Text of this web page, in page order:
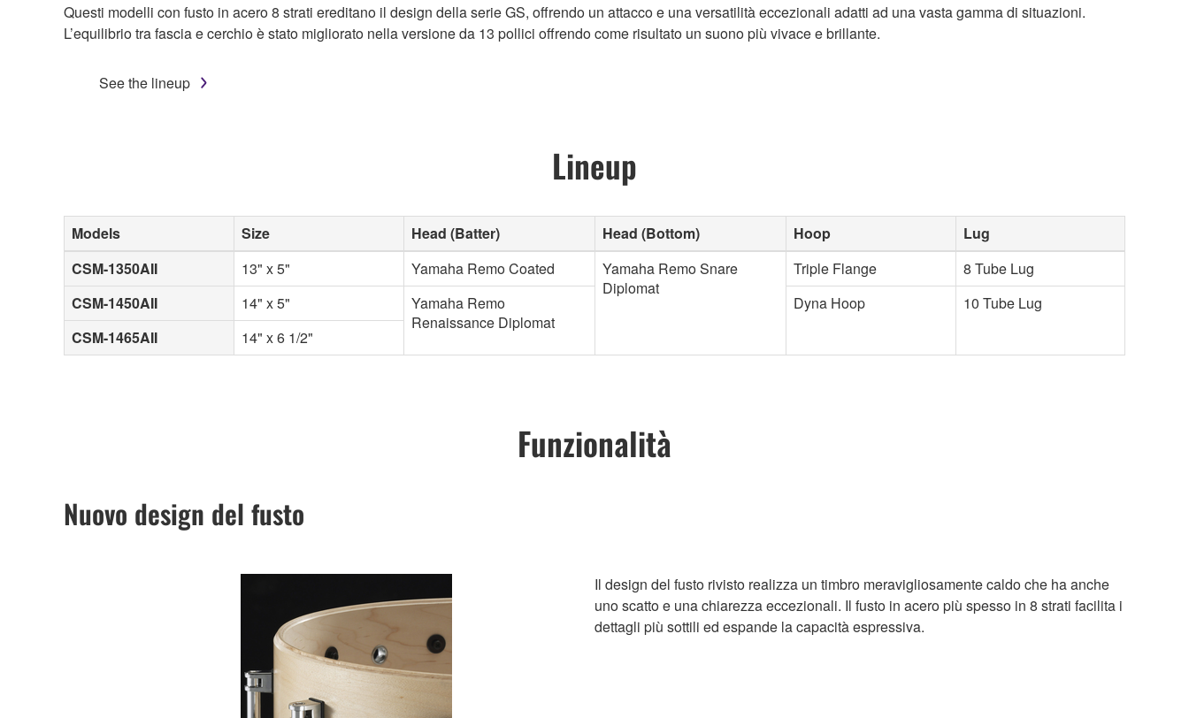
Questi modelli con fusto in acero 8 strati ereditano il design della serie GS, offrendo un attacco e una versatilità eccezionali adatti ad una vasta gamma di situazioni.
L’equilibrio tra fascia e cerchio è stato migliorato nella versione da 13 pollici offrendo come risultato un suono più vivace e brillante.
See the lineup
Lineup
Models Size Head (Batter) Head (Bottom) Hoop
Lug
CSM-1350AII
13" x 5" Yamaha Remo Coated
Yamaha Remo Snare
Diplomat
Triple Flange
8 Tube Lug
CSM-1450AII
14" x 5"
Yamaha Remo
Renaissance Diplomat
Dyna Hoop
10 Tube Lug
CSM-1465AII
14" x 6 1/2"
Funzionalità
Nuovo design del fusto
Il design del fusto rivisto realizza un timbro meravigliosamente caldo che ha anche
uno scatto e una chiarezza eccezionali. Il fusto in acero più spesso in 8 strati facilita i
dettagli più sottili ed espande la capacità espressiva.